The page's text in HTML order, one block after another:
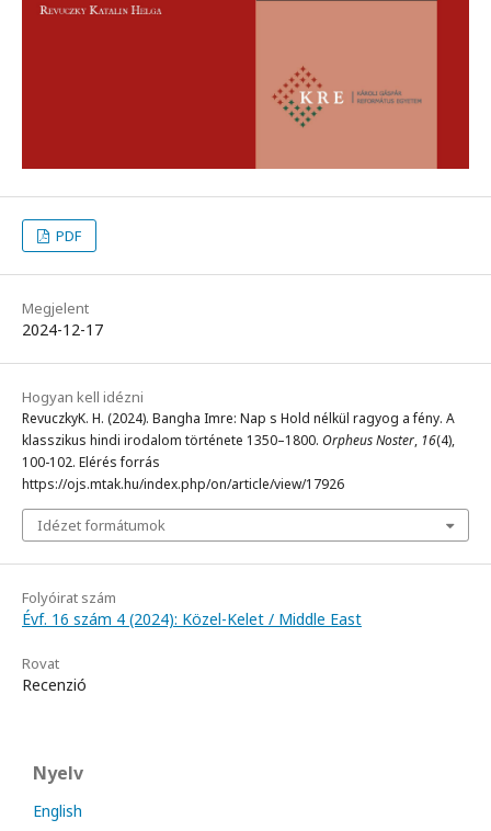
PDF
Megjelent
2024-12-17
Hogyan kell idézni
RevuczkyK. H. (2024). Bangha Imre: Nap s Hold nélkül ragyog a fény. A
klasszikus hindi irodalom története 1350–1800. Orpheus Noster, 16(4),
100-102. Elérés forrás
https://ojs.mtak.hu/index.php/on/article/view/17926
Idézet formátumok
Folyóirat szám
Évf. 16 szám 4 (2024): Közel-Kelet / Middle East
Rovat
Recenzió
Nyelv
English